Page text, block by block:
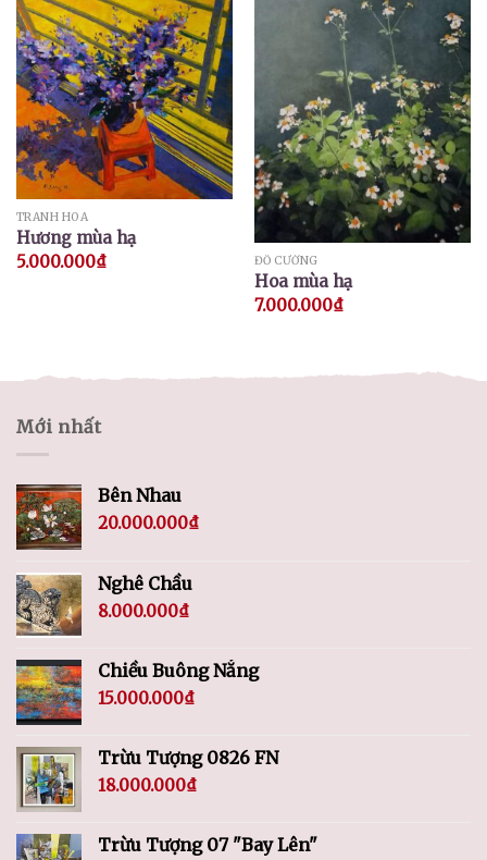
TRANH HOA
Hương mùa hạ
5.000.000₫ ĐỖ CƯỜNG
Hoa mùa hạ
7.000.000₫
Mới nhất
Bên Nhau
20.000.000₫
Nghê Chầu
8.000.000₫
Chiều Buông Nắng
15.000.000₫
Trừu Tượng 0826 FN
18.000.000₫
Trừu Tượng 07 "Bay Lên"